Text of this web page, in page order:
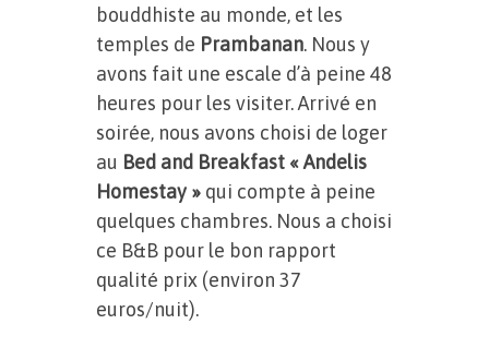
bouddhiste au monde, et les
temples de Prambanan. Nous y
avons fait une escale d’à peine 48
heures pour les visiter. Arrivé en
soirée, nous avons choisi de loger
au Bed and Breakfast « Andelis
Homestay »qui compte à peine
quelques chambres. Nous a choisi
ce B&B pour le bon rapport
qualité prix (environ 37
euros/nuit).